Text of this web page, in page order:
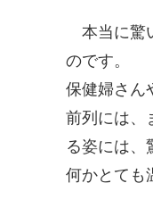
本当に驚
のです。
保健婦さん
前列には、
る姿には、
何かとても